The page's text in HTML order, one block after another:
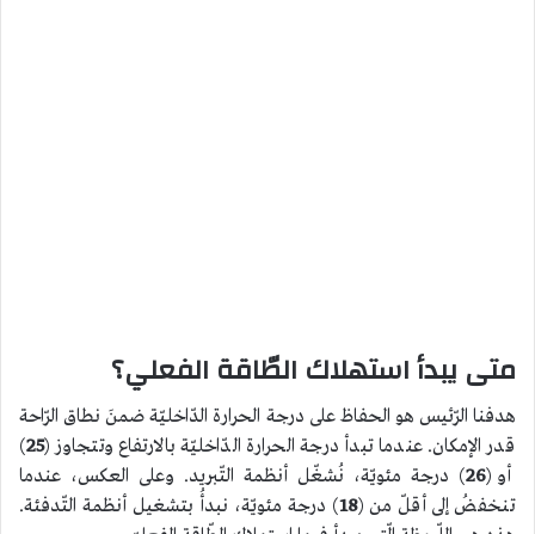
متى يبدأ استهلاك الطّاقة الفعلي؟
هدفنا الرّئيس هو الحفاظ على درجة الحرارة الدّاخليّة ضمنَ نطاق الرّاحة
قدر الإمكان. عندما تبدأ درجة الحرارة الدّاخليّة بالارتفاع وتتجاوز (25
)
أو (26) درجة مئويّة، نُشغّل أنظمة التّبريد. وعلى العكس، عندما
تنخفضُ إلى أقلّ من (18) درجة مئويّة، نبدأُ بتشغيل أنظمة التّدفئة.